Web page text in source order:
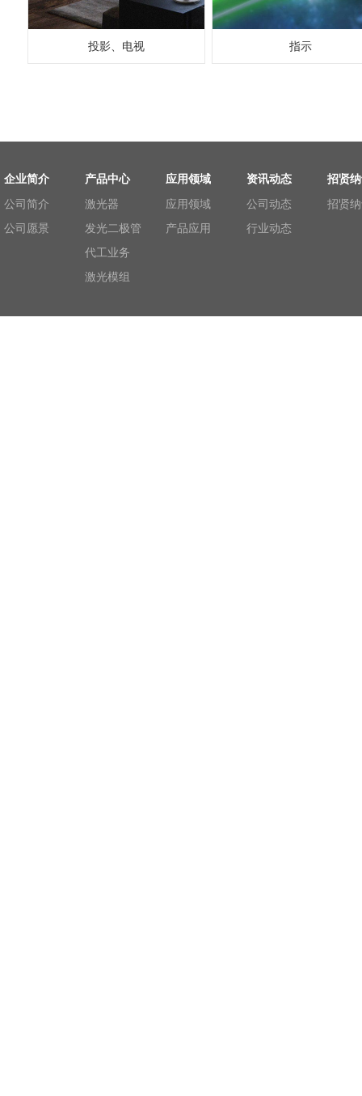
投影、电视 指示
企业简介
公司简介
公司愿景
产品中心
激光器
发光二极管
代工业务
激光模组
应用领域
应用领域
产品应用
资讯动态
公司动态
行业动态
招贤
招贤